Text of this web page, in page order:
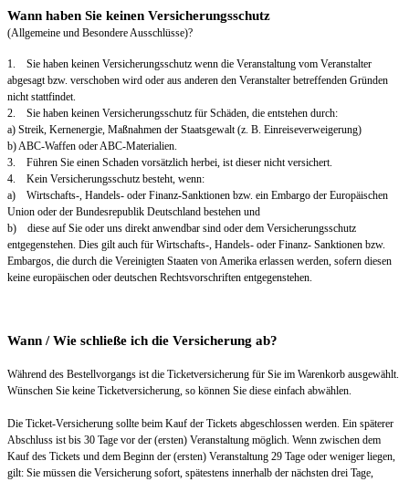
Wann haben Sie keinen Versicherungsschutz
(Allgemeine und Besondere Ausschlüsse)?
1. Sie haben keinen Versicherungsschutz wenn die Veranstaltung vom Veranstalter
abgesagt bzw. verschoben wird oder aus anderen den Veranstalter betreffenden Gründen
nicht stattfindet.
2. Sie haben keinen Versicherungsschutz für Schäden, die entstehen durch:
a) Streik, Kernenergie, Maßnahmen der Staatsgewalt (z. B. Einreiseverweigerung)
b) ABC-Waffen oder ABC-Materialien.
3. Führen Sie einen Schaden vorsätzlich herbei, ist dieser nicht versichert.
4. Kein Versicherungsschutz besteht, wenn:
a) Wirtschafts-, Handels- oder Finanz-Sanktionen bzw. ein Embargo der Europäischen
Union oder der Bundesrepublik Deutschland bestehen und
b) diese auf Sie oder uns direkt anwendbar sind oder dem Versicherungsschutz
entgegenstehen. Dies gilt auch für Wirtschafts-, Handels- oder Finanz- Sanktionen bzw.
Embargos, die durch die Vereinigten Staaten von Amerika erlassen werden, sofern diesen
keine europäischen oder deutschen Rechtsvorschriften entgegenstehen.
Wann / Wie schließe ich die Versicherung ab?
Während des Bestellvorgangs ist die Ticketversicherung für Sie im Warenkorb ausgewählt.
Wünschen Sie keine Ticketversicherung, so können Sie diese einfach abwählen.
Die Ticket-Versicherung sollte beim Kauf der Tickets abgeschlossen werden. Ein späterer
Abschluss ist bis 30 Tage vor der (ersten) Veranstaltung möglich. Wenn zwischen dem
Kauf des Tickets und dem Beginn der (ersten) Veranstaltung 29 Tage oder weniger liegen,
gilt: Sie müssen die Versicherung sofort, spätestens innerhalb der nächsten drei Tage,